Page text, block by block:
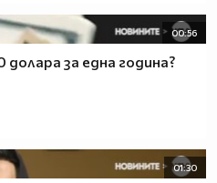
00:56
за една година?
01:30